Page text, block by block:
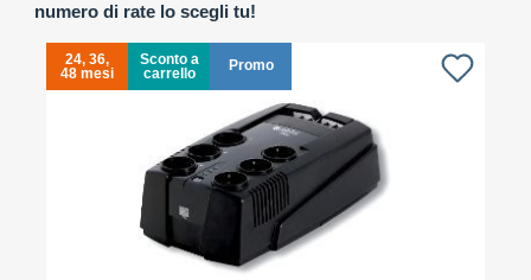
numero di rate lo scegli tu!
24, 36,
48 mesi
Sconto a
carrello
Promo